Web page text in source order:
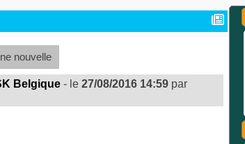
nouvelle
Belgique - le 27/08/2016 14:59par